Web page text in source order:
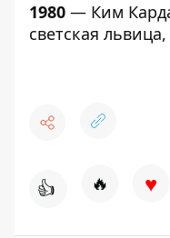
1980 — Ким
светская
👍 🔥 ♥